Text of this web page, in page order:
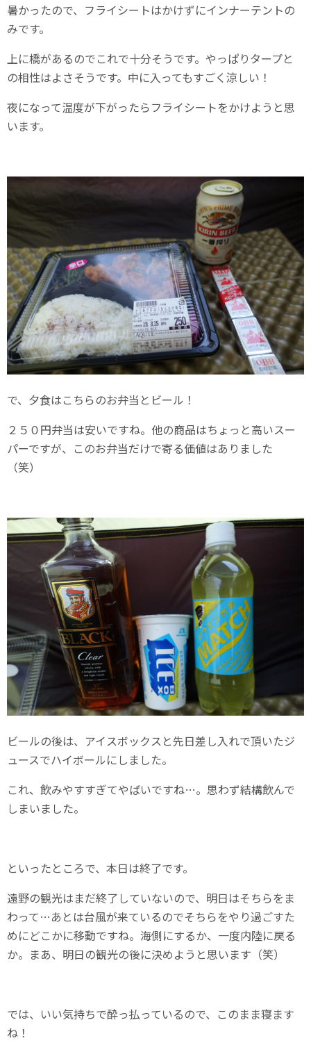
暑かったので、フライシートはかけずにインナーテントの
みです。
上に橋があるのでこれで十分そうです。やっぱりタープと
の相性はよさそうです。中に入ってもすごく涼しい！
夜になって温度が下がったらフライシートをかけようと思
います。
で、夕食はこちらのお弁当とビール！
２５０円弁当は安いですね。他の商品はちょっと高いスー
パーですが、このお弁当だけで寄る価値はありました
（笑）
ビールの後は、アイスボックスと先日差し入れで頂いたジ
ュースでハイボールにしました。
これ、飲みやすすぎてやばいですね…。思わず結構飲んで
しまいました。
といったところで、本日は終了です。
遠野の観光はまだ終了していないので、明日はそちらをま
わって…あとは台風が来ているのでそちらをやり過ごすた
めにどこかに移動ですね。海側にするか、一度内陸に戻る
か。まあ、明日の観光の後に決めようと思います（笑）
では、いい気持ちで酔っ払っているので、このまま寝ます
ね！